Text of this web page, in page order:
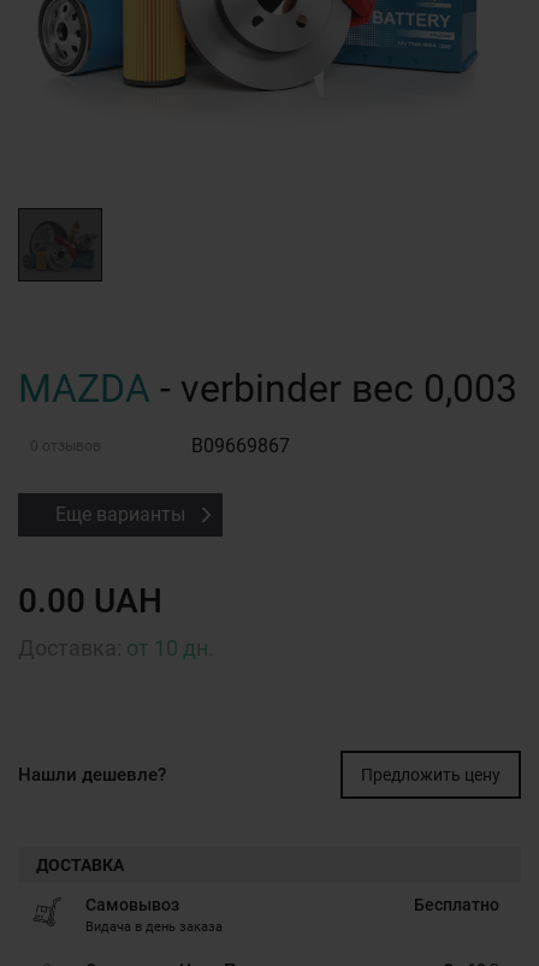
MAZDA - verbinder вес 0,003
0 отзывов B09669867
Еще варианты
0.00 UAH
от 10 дн.
Нашли дешевле? Предложить цену
ДОСТАВКА
Самовывоз
Видача в день заказа
Бесплатно